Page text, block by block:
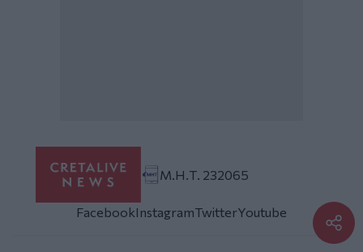
Μ.Η.Τ. 232065
FacebookInstagramTwitterYoutube